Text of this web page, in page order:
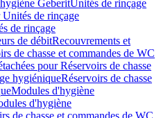
GeberitUnités de rinçage
Unités de rinçage
de rinçage
de débitRecouvrements et
de chasse et commandes de WC
pour Réservoirs de chasse
hygiéniqueRéservoirs de chasse
Modules d'hygiène
d'hygiène
de chasse et commandes de WC